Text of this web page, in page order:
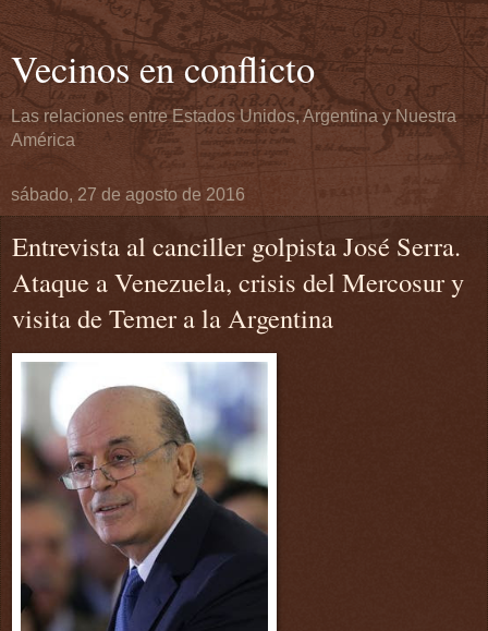
Vecinos en conflicto
Las relaciones entre Estados Unidos, Argentina y Nuestra
América
sábado, 27 de agosto de 2016
Entrevista al canciller golpista José Serra.
Ataque a Venezuela, crisis del Mercosur y
visita de Temer a la Argentina